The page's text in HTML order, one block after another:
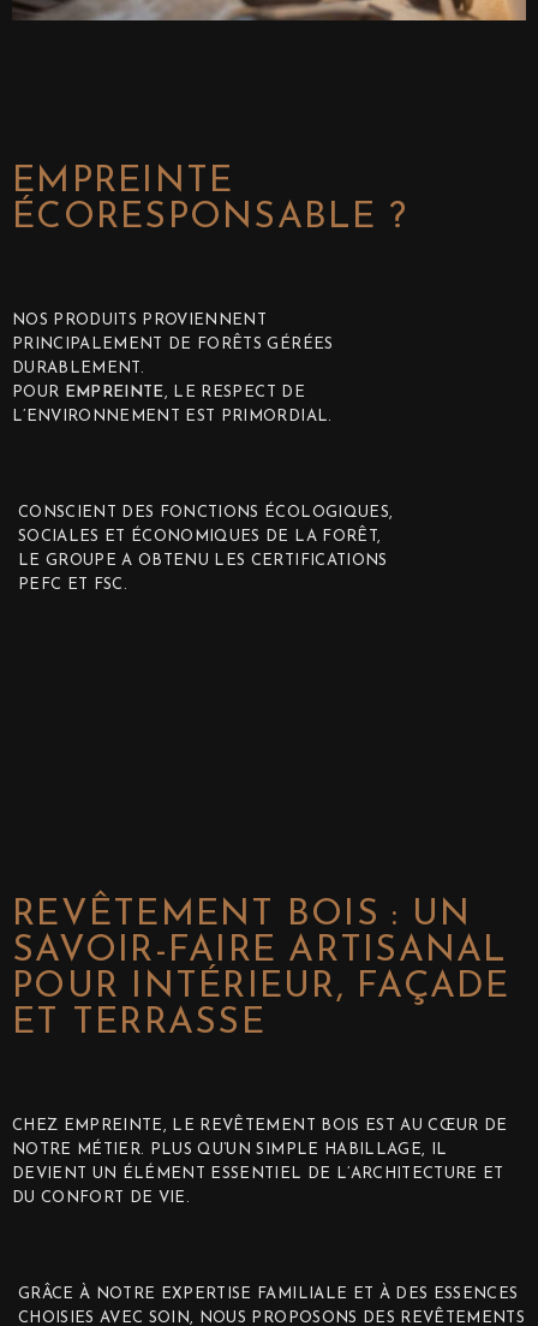
EMPREINTE
ÉCORESPONSABLE ?
NOS PRODUITS PROVIENNENT
PRINCIPALEMENT DE FORÊTS GÉRÉES
DURABLEMENT.
POUR
EMPREINTE, LE RESPECT DE
L’ENVIRONNEMENT EST PRIMORDIAL.
CONSCIENT DES FONCTIONS ÉCOLOGIQUES,
SOCIALES ET ÉCONOMIQUES DE LA FORÊT,
LE GROUPE A OBTENU LES CERTIFICATIONS
PEFC ET FSC.
REVÊTEMENT BOIS : UN
SAVOIR-FAIRE ARTISANAL
POUR INTÉRIEUR, FAÇADE
ET TERRASSE
CHEZ EMPREINTE, LE REVÊTEMENT BOIS EST AU CŒUR DE
NOTRE MÉTIER. PLUS QU’UN SIMPLE HABILLAGE, IL
DEVIENT UN ÉLÉMENT ESSENTIEL DE L’ARCHITECTURE ET
DU CONFORT DE VIE.
GRÂCE À NOTRE EXPERTISE FAMILIALE ET À DES ESSENCES
CHOISIES AVEC SOIN, NOUS PROPOSONS DES REVÊTEMENTS